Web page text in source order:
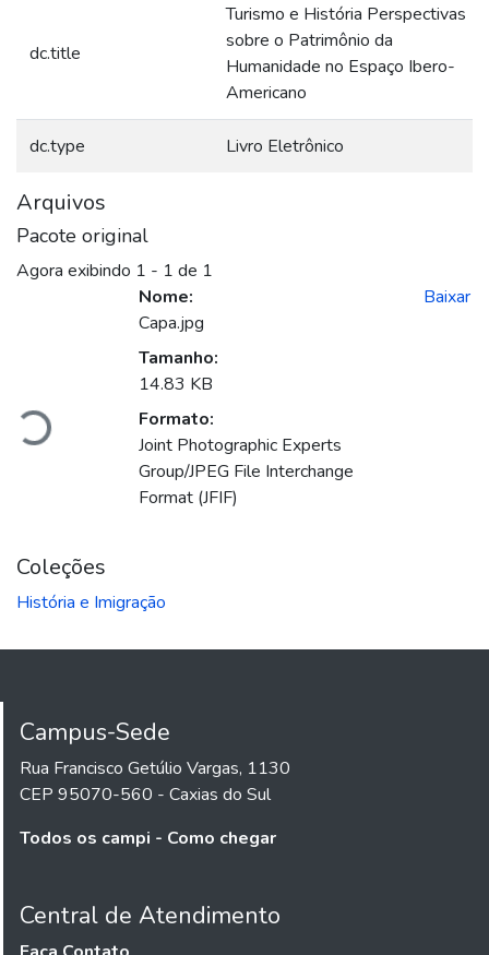
dc.title
Turismo e História Perspectivas
sobre o Patrimônio da
Humanidade no Espaço Ibero-
Americano
dc.type Livro Eletrônico
Arquivos
Pacote original
Agora exibindo 1 - 1 de 1
Carregando...
Nome:
Capa.jpg
Tamanho:
14.83 KB
Formato:
Joint Photographic Experts
Group/JPEG File Interchange
Format (JFIF)
Baixar
Coleções
História e Imigração
Campus-Sede
Rua Francisco Getúlio Vargas, 1130
CEP 95070-560 - Caxias do Sul
Todos os campi - Como chegar
Central de Atendimento